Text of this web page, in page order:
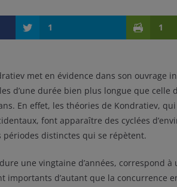
1 1
met en évidence dans son ouvrage
d’une durée bien plus longue que celle
En effet, les théories de Kondratiev,
font apparaître des cyclées
périodes distinctes qui se répètent.
une vingtaine d’années, correspond à
importants d’autant que la concurrence